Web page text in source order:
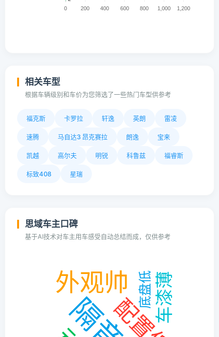
相关车型
根据车辆级别和车价为您筛选了一些热门车型供参考
福克斯 卡罗拉 轩逸 英朗 雷凌
速腾 马自达3 昂克赛拉 朗逸 宝来
凯越 高尔夫 明锐 科鲁兹 福睿斯
标致408 星瑞
思域车主口碑
基于AI技术对车主用车感受自动总结而成，仅供参考